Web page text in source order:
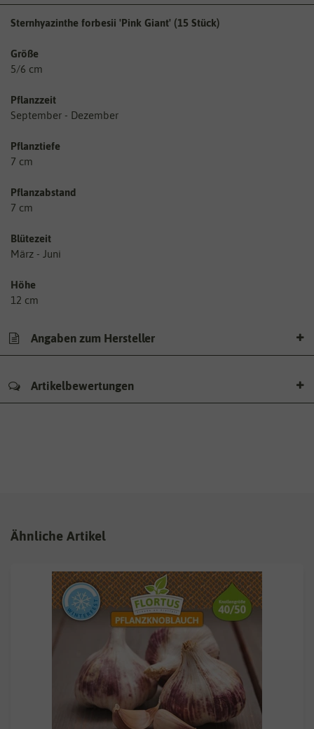
Sternhyazinthe forbesii 'Pink Giant' (15 Stück)
Größe
5/6 cm
Pflanzzeit
September - Dezember
Pflanztiefe
7 cm
Pflanzabstand
7 cm
Blütezeit
März - Juni
Höhe
12 cm
Angaben zum Hersteller
Artikelbewertungen
Ähnliche Artikel